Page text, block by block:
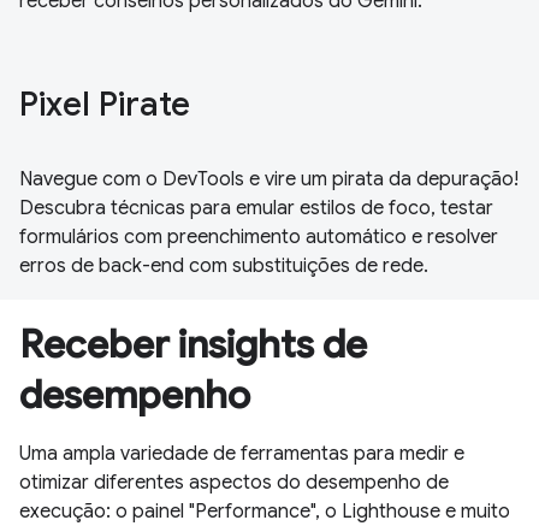
Pixel Pirate
Navegue com o DevTools e vire um pirata da depuração!
Descubra técnicas para emular estilos de foco, testar
formulários com preenchimento automático e resolver
erros de back-end com substituições de rede.
Receber insights de
desempenho
Uma ampla variedade de ferramentas para medir e
otimizar diferentes aspectos do desempenho de
execução: o painel "Performance", o Lighthouse e muito